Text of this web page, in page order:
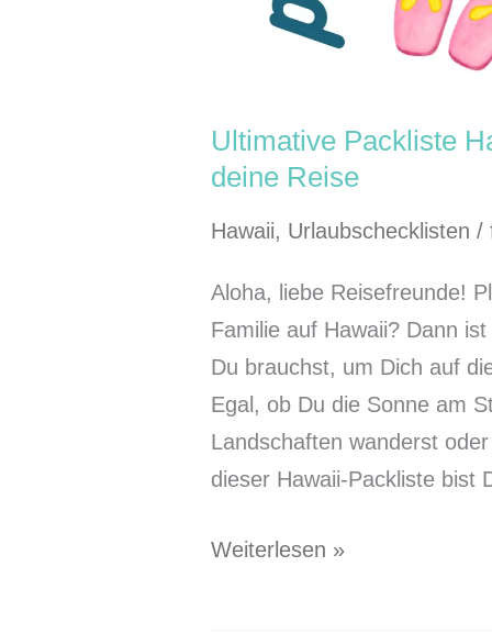
Ultimative Packliste
deine Reise
Hawaii, Urlaubschecklisten /
Aloha, liebe Reisefreunde!
Familie auf Hawaii? Dann
Du brauchst, um Dich auf
Egal, ob Du die Sonne am
Landschaften wanderst
dieser Hawaii-Packliste bist
Weiterlesen »